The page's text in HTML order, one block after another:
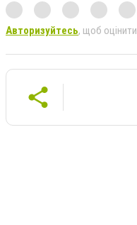
Авторизуйтесь, щоб оцінити